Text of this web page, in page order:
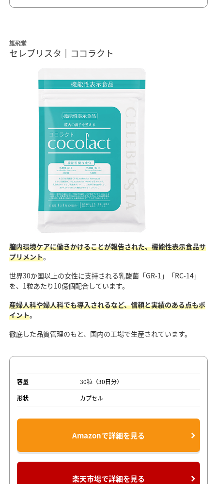
雄飛堂
セレブリスタ｜ココラクト
膣内環境ケアに働きかけることが報告された、機能性表示食品サ
プリメント。
世界30か国以上の女性に支持される乳酸菌「GR-1」「RC-14」
を、1粒あたり10億個配合しています。
産婦人科や婦人科でも導入されるなど、信頼と実績のある点もポ
イント。
徹底した品質管理のもと、国内の工場で生産されています。
容量
30粒（30日分）
形状
カプセル
Amazonで詳細を見る
楽天市場で詳細を見る